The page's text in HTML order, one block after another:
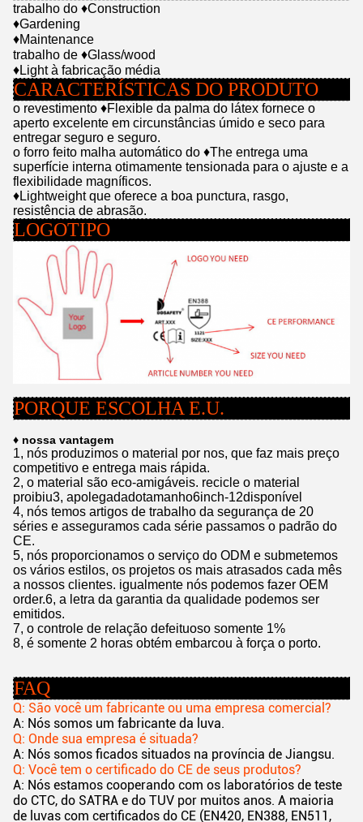
trabalho do ♦Construction
♦Gardening
♦Maintenance
trabalho de ♦Glass/wood
♦Light à fabricação média
CARACTERÍSTICAS DO PRODUTO
o revestimento ♦Flexible da palma do látex fornece o
aperto excelente em circunstâncias úmido e seco para
entregar seguro e seguro.
o forro feito malha automático do ♦The entrega uma
superfície interna otimamente tensionada para o ajuste e a
flexibilidade magníficos.
♦Lightweightque oferece a boa punctura, rasgo,
resistência de abrasão.
LOGOTIPO
PORQUE ESCOLHA E.U.
♦ nossa vantagem
1, nós produzimos o material por nos, que faz mais preço
competitivo e entrega mais rápida.
2, o material são eco-amigáveis. recicle o material
proibiu3, apolegadadotamanho6inch-12disponível
4, nós temos artigos de trabalho da segurança de 20
séries e asseguramos cada série passamos o padrão do
CE.
5, nós proporcionamos o serviço do ODM e submetemos
os vários estilos, os projetos os mais atrasados cada mês
a nossos clientes. igualmente nós podemos fazer OEM
order.6, a letra da garantia da qualidade podemos ser
emitidos.
7, o controle de relação defeituoso somente 1%
8, é somente 2 horas obtém embarcou à força o porto.
FAQ
Q: São você um fabricante ou uma empresa comercial?
A: Nós somos um fabricante da luva.
Q: Onde sua empresa é situada?
A: Nós somos ficados situados na província de Jiangsu.
Q: Você tem o certificado do CE de seus produtos?
A: Nós estamos cooperando com os laboratórios de teste
do CTC, do SATRA e do TUV por muitos anos. A maioria
de luvas com certificados do CE (EN420, EN388, EN511,